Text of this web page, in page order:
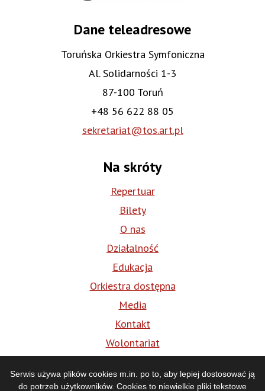
Serwis używa plików cookies m.in. po to, aby lepiej dostosować ją
do potrzeb użytkowników. Cookies to niewielkie pliki tekstowe
Dane teleadresowe
Toruńska Orkiestra Symfoniczna
Al. Solidarności 1-3
87-100 Toruń
+48 56 622 88 05
sekretariat@tos.art.pl
Na skróty
Repertuar
Bilety
O nas
Działalność
Edukacja
Orkiestra dostępna
Media
Kontakt
Wolontariat